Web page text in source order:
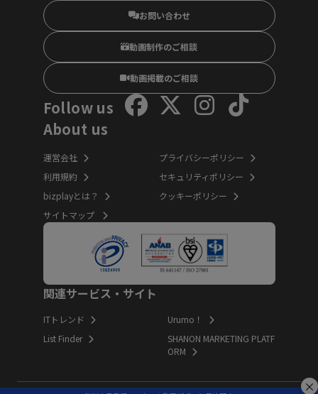
お問い合わせ
動画制作のご相談
動画掲載のご相談
Follow us
About us
運営会社
利用規約
bizplayとは？
サイトマップ
プライバシーポリシー
セキュリティポリシー
クッキーポリシー
関連サービス・サイト
ITトレンド
List Finder
Urumo！
SHANON MARKETING PLATF
ORM